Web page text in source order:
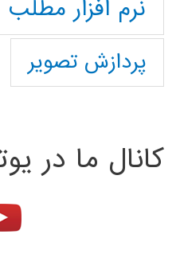
نرم افزار مطلب
پردازش تصویر
کانال ما در